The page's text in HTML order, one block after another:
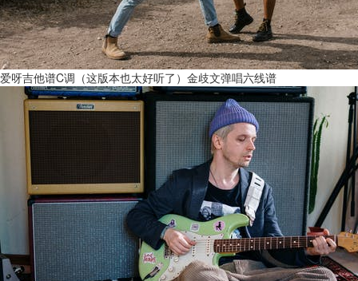
爱呀吉他谱C调（这版本也太好听了）金歧文弹唱六线谱